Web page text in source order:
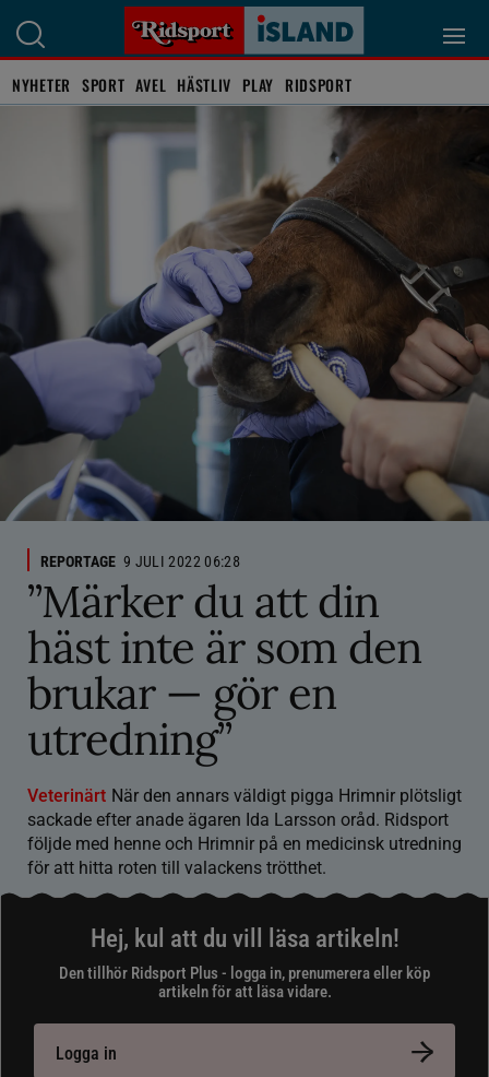
NYHETER SPORT AVEL HÄSTLIV PLAY RIDSPORT
REPORTAGE 9 JULI 2022 06:28
”Märker du att din
häst inte är som den
brukar — gör en
utredning”
Veterinärt När den annars väldigt pigga Hrimnir plötsligt
sackade efter anade ägaren Ida Larsson oråd. Ridsport
följde med henne och Hrimnir på en medicinsk utredning
för att hitta roten till valackens trötthet.
Hej, kul att du vill läsa artikeln!
Den tillhör Ridsport Plus - logga in, prenumerera eller köp
artikeln för att läsa vidare.
Logga in